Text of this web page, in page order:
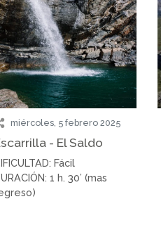
miércoles, 5 febrero 2025
- El Saldo
Fácil
1 h. 30’ (mas